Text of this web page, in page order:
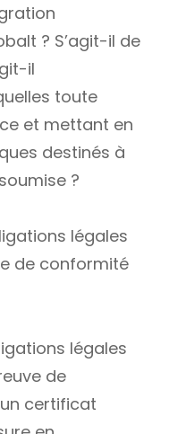
? S’agit-il de
il
toute
et mettant en
destinés à
?
légales
de conformité
légales
de
certificat